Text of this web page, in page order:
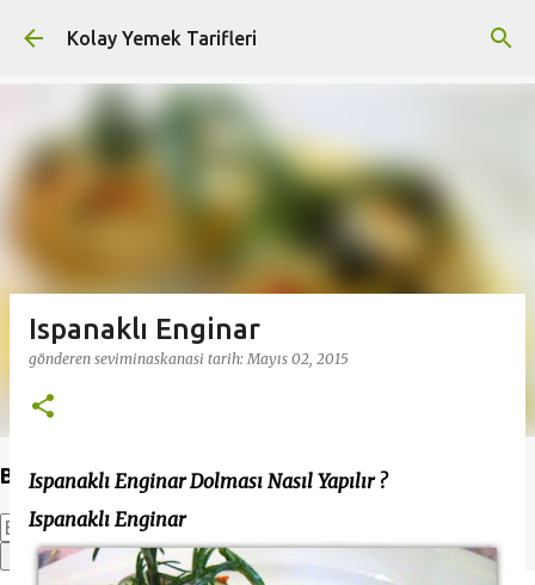
Ana içeriğe atla
Kolay Yemek Tarifleri
Bu Blogda Ara
Ispanaklı Enginar
gönderen seviminaskanasi tarih:Mayıs 02, 2015
Ispanaklı Enginar Dolması Nasıl Yapılır ?
Ispanaklı Enginar